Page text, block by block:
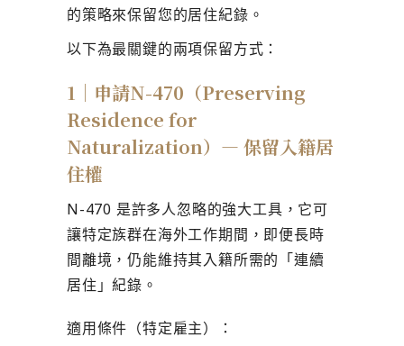
的策略來保留您的居住紀錄。
以下為最關鍵的兩項保留方式：
1｜申請N-470（Preserving
Residence for
Naturalization）— 保留入籍居
住權
N-470 是許多人忽略的強大工具，它可
讓特定族群在海外工作期間，即便長時
間離境，仍能維持其入籍所需的「連續
居住」紀錄。
適用條件（特定雇主）：